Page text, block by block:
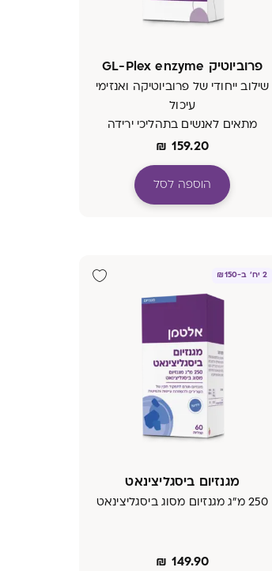
פרוביוטיק GL-Plex enzyme
שילוב ייחודי של פרוביוטיקה ואנזימי
עיכול
מתאים לאנשים בתהליכי ירידה
במשקל₪ 159.20
הוספה לסל
2 יח' ב-₪150
מגנזיום ביסגליצינאט
250 מ"ג מגנזיום מסוג ביסגליצינאט
₪ 149.90